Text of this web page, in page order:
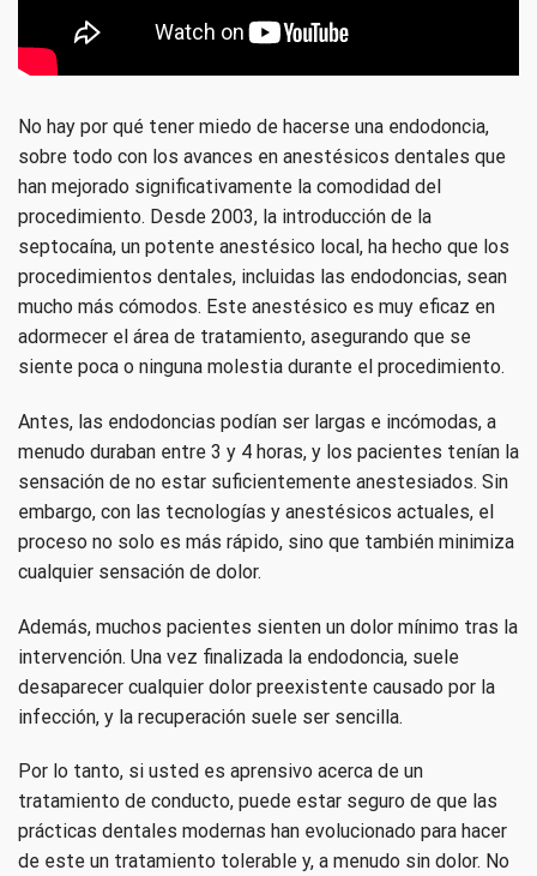
No hay por qué tener miedo de hacerse una endodoncia,
sobre todo con los avances en anestésicos dentales que
han mejorado significativamente la comodidad del
procedimiento. Desde 2003, la introducción de la
septocaína, un potente anestésico local, ha hecho que los
procedimientos dentales, incluidas las endodoncias, sean
mucho más cómodos. Este anestésico es muy eficaz en
adormecer el área de tratamiento, asegurando que se
siente poca o ninguna molestia durante el procedimiento.
Antes, las endodoncias podían ser largas e incómodas, a
menudo duraban entre 3 y 4 horas, y los pacientes tenían la
sensación de no estar suficientemente anestesiados. Sin
embargo, con las tecnologías y anestésicos actuales, el
proceso no solo es más rápido, sino que también minimiza
cualquier sensación de dolor.
Además, muchos pacientes sienten un dolor mínimo tras la
intervención. Una vez finalizada la endodoncia, suele
desaparecer cualquier dolor preexistente causado por la
infección, y la recuperación suele ser sencilla.
Por lo tanto, si usted es aprensivo acerca de un
tratamiento de conducto, puede estar seguro de que las
prácticas dentales modernas han evolucionado para hacer
de este un tratamiento tolerable y, a menudo sin dolor. No